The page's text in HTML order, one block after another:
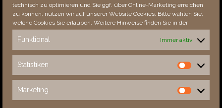
technisch zu optimieren und Sie ggf. über Online-Marketing erreichen
zu können, nutzen wir auf unserer Website Cookies. Bitte wählen Sie,
welche Cookies Sie erlauben. Weitere Hinweise finden Sie in der
Funktional Immer aktiv
Statistiken
Statistiken
Marketing
Marketing
Fehler bemerkt?
Besucher seit 08/​2021
This Week
33107